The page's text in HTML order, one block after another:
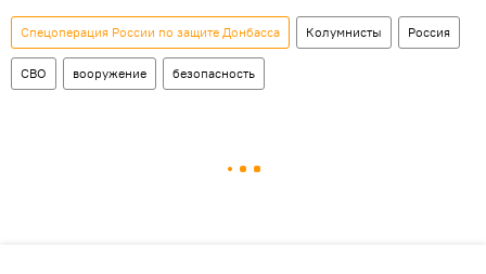
Спецоперация России по защите Донбасса Колумнисты Россия
СВО вооружение безопасность